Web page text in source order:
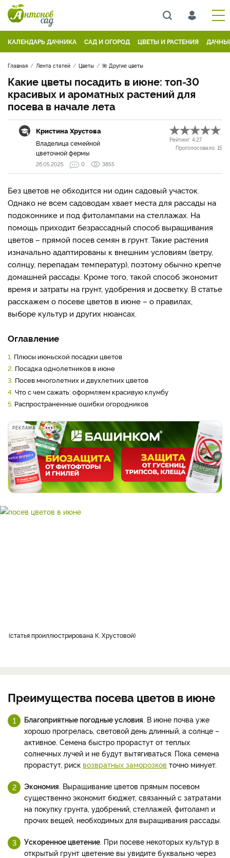
КАЛЕНДАРЬ ДАЧНИКА САД И ОГОРОД ЦВЕТЫ И РАСТЕНИЯ
Главная Лента статей Цветы 🌺 Другие цветы
Какие цветы посадить в июне: топ-30
красивых и ароматных растений для
посева в начале лета
Кристина Хрустова
Владелица семейной
цветочной фермы
Рейтинг: 4.27
Проголосовало: 15
26.05.2025 0 3855
Без цветов не обходится ни один садовый участок.
Однако не всем садоводам хвает места для рассады на
подоконнике и под фитолампами на стеллажах. На
помощь приходит безрассадный способ выращивания
цветов – прямой посев семян в грунт. Такие растения
изначально адаптированы к внешним условиям (ветру,
солнцу, перепадам температур), поэтому обычно крепче
домашней рассады. Кроме того, такой способ экономит
время и затраты на грунт, удобрения и досветку. В статье
расскажем о посеве цветов в июне – о правилах,
выборе культур и других нюансах.
Оглавление
1. Плюсы июньской посадки цветов
2. Посадка однолетников в июне
3. Посев многолетних и двухлетних цветов
4. Что с чем сажать: оформляем красивую клумбу
5. Распространенные ошибки огородников
РЕКЛАМА
статья проиллюстрирована К. Хрустовой
Преимущества посева цветов в июне
Благоприятные погодные условия . В июне почва уже
хорошо прогрелась, световой день длинный, а солнце –
активное. Семена быстро прорастут от теплых
солнечных лучей и не будут вытягиваться. Пока семена
прорастут, риск возвратных заморозков точно минует.
Экономия . Выращивание цветов прямым посевом
существенно экономит бюджет, связанный с затратами
на покупку грунта, удобрений, стеллажей, фитоламп и
прочих вещей, необходимых для выращивания рассады.
Ускоренное цветение . При посеве некоторых культур в
открытый грунт цветение вы увидите буквально через